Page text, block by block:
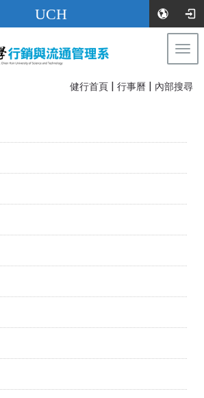
UCH
健行首頁 | 行事曆 | 內部搜尋